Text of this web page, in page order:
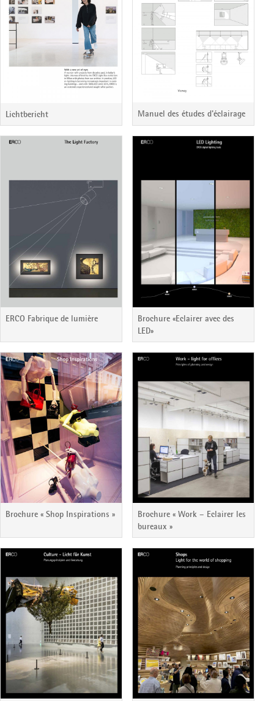
Lichtbericht Manuel des études d'éclairage
ERCO Fabrique de lumière
Brochure «Eclairer avec des
LED»
Brochure « Shop Inspirations »
Brochure « Work – Eclairer les
bureaux »